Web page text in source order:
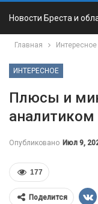
Новости Бреста и
Главная Интересное
ИНТЕРЕСНОЕ
Плюсы и
аналитиком
Опубликовано Июл 9,
177
Поделится